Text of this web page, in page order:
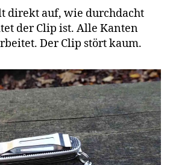
direkt auf, wie durchdacht
der Clip ist. Alle Kanten
Der Clip stört kaum.